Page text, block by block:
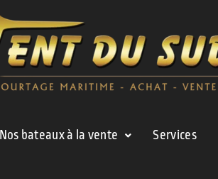
Nos bateaux à la vente Services